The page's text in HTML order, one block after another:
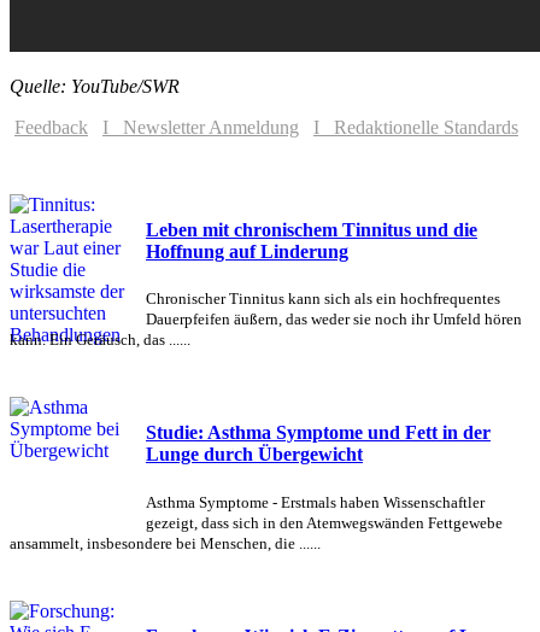
Quelle: YouTube/SWR
Feedback
I Newsletter Anmeldung I Redaktionelle Standards
Leben mit chronischem Tinnitus und die
Hoffnung auf Linderung
Chronischer Tinnitus kann sich als ein hochfrequentes
Dauerpfeifen äußern, das weder sie noch ihr Umfeld hören
kann. Ein Geräusch, das ......
Studie: Asthma Symptome und Fett in der
Lunge durch Übergewicht
Asthma Symptome - Erstmals haben Wissenschaftler
gezeigt, dass sich in den Atemwegswänden Fettgewebe
ansammelt, insbesondere bei Menschen, die ......